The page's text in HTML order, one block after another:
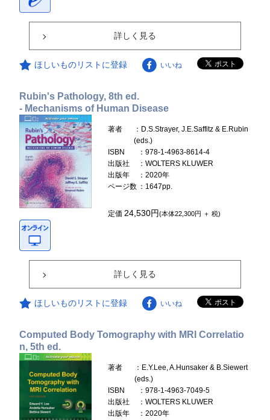
詳しく見る
ほしいものリストに登録 いいね
Rubin's Pathology, 8th ed.
- Mechanisms of Human Disease
著者
：D.S.Strayer, J.E.Saffitz & E.Rubin
(eds.)
ISBN
：978-1-4963-8614-4
出版社
：WOLTERS KLUWER
出版年
：2020年
ページ数 ：1647pp.
定価24,530円(本体22,300円 ＋ 税)
詳しく見る
ほしいものリストに登録 いいね
Computed Body Tomography with MRI Correlatio
n, 5th ed.
著者
：E.Y.Lee, A.Hunsaker & B.Siewert
(eds.)
ISBN
：978-1-4963-7049-5
出版社
：WOLTERS KLUWER
出版年
：2020年